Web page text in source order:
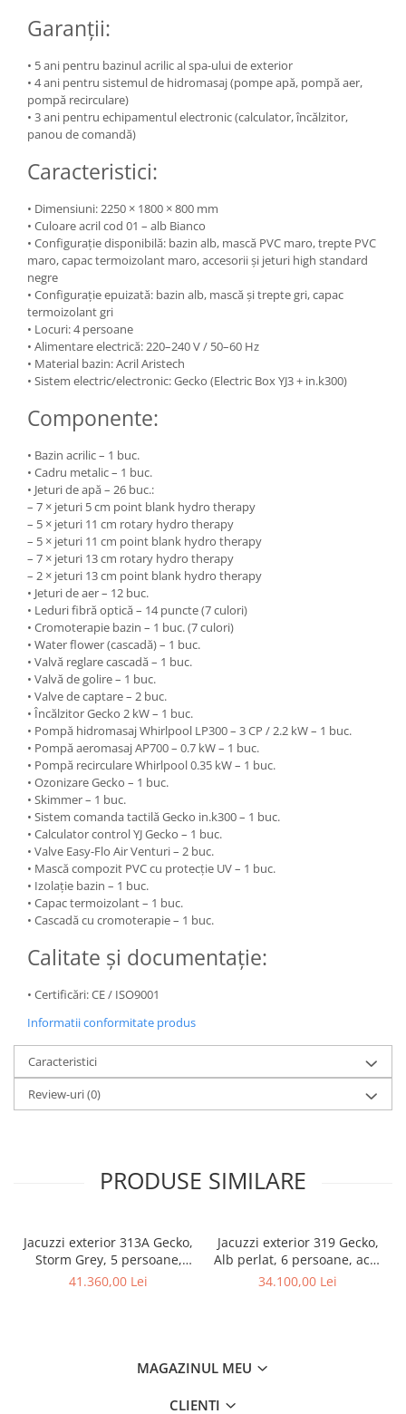
Garanții:
• 5 ani pentru bazinul acrilic al spa-ului de exterior
• 4 ani pentru sistemul de hidromasaj (pompe apă, pompă aer,
pompă recirculare)
• 3 ani pentru echipamentul electronic (calculator, încălzitor,
panou de comandă)
Caracteristici:
• Dimensiuni: 2250 × 1800 × 800 mm
• Culoare acril cod 01 – alb Bianco
• Configurație disponibilă: bazin alb, mască PVC maro, trepte PVC
maro, capac termoizolant maro, accesorii și jeturi high standard
negre
• Configurație epuizată: bazin alb, mască și trepte gri, capac
termoizolant gri
• Locuri: 4 persoane
• Alimentare electrică: 220–240 V / 50–60 Hz
• Material bazin: Acril Aristech
• Sistem electric/electronic: Gecko (Electric Box YJ3 + in.k300)
Componente:
• Bazin acrilic – 1 buc.
• Cadru metalic – 1 buc.
• Jeturi de apă – 26 buc.:
– 7 × jeturi 5 cm point blank hydro therapy
– 5 × jeturi 11 cm rotary hydro therapy
– 5 × jeturi 11 cm point blank hydro therapy
– 7 × jeturi 13 cm rotary hydro therapy
– 2 × jeturi 13 cm point blank hydro therapy
• Jeturi de aer – 12 buc.
• Leduri fibră optică – 14 puncte (7 culori)
• Cromoterapie bazin – 1 buc. (7 culori)
• Water flower (cascadă) – 1 buc.
• Valvă reglare cascadă – 1 buc.
• Valvă de golire – 1 buc.
• Valve de captare – 2 buc.
• Încălzitor Gecko 2 kW – 1 buc.
• Pompă hidromasaj Whirlpool LP300 – 3 CP / 2.2 kW – 1 buc.
• Pompă aeromasaj AP700 – 0.7 kW – 1 buc.
• Pompă recirculare Whirlpool 0.35 kW – 1 buc.
• Ozonizare Gecko – 1 buc.
• Skimmer – 1 buc.
• Sistem comanda tactilă Gecko in.k300 – 1 buc.
• Calculator control YJ Gecko – 1 buc.
• Valve Easy-Flo Air Venturi – 2 buc.
• Mască compozit PVC cu protecție UV – 1 buc.
• Izolație bazin – 1 buc.
• Capac termoizolant – 1 buc.
• Cascadă cu cromoterapie – 1 buc.
Calitate și documentație:
• Certificări: CE / ISO9001
Informatii conformitate produs
Caracteristici
Review-uri(0)
PRODUSE SIMILARE
Jacuzzi exterior 313A Gecko,
Storm Grey, 5 persoane,
acril antibacterian, mască
41.360,00 Lei
Jacuzzi exterior 319 Gecko,
Alb perlat, 6 persoane, acril
antibacterian,mască gri
34.100,00 Lei
MAGAZINUL MEU
CLIENTI